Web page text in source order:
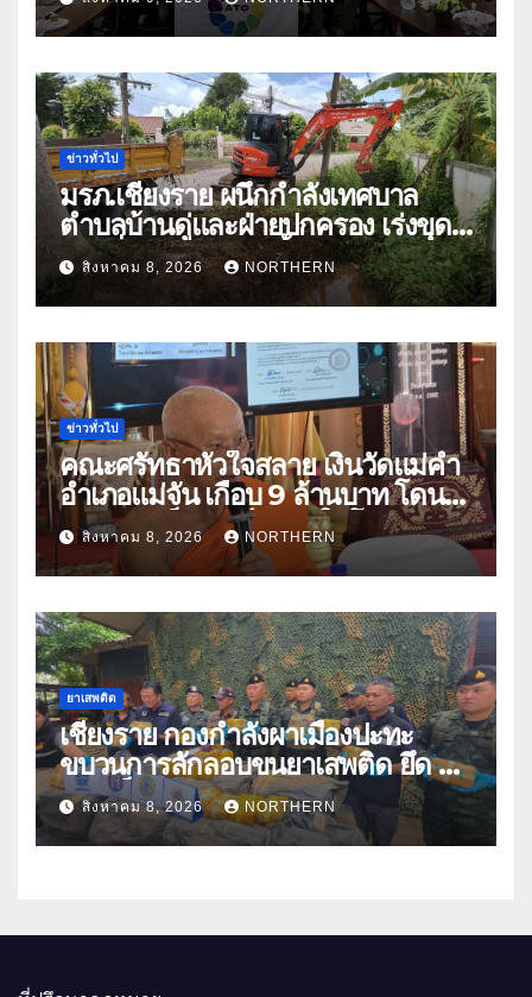
หารืออนาคตอุตสาหกรรมชา
ท่ามกลางความท้าทายโลก
ข่าวทั่วไป
มรภ.เชียงราย ผนึกกำลังเทศบาล
ตำบลบ้านดู่และฝ่ายปกครอง เร่งขุด
ลอกสิ่งกีดขวางทางน้ำ ป้องกันและลด
ปัญหาน้ำท่วม
สิงหาคม 8, 2026 NORTHERN
ข่าวทั่วไป
คณะศรัทธาหัวใจสลาย เงินวัดแม่คำ
อำเภอแม่จัน เกือบ 9 ล้านบาท โดน
แก๊งคอลเซ็นเตอร์หลอกให้โอนข้าม
ปีกว่า 66 บัญชี
สิงหาคม 8, 2026 NORTHERN
ยาเสพติด
เชียงราย กองกำลังผาเมืองปะทะ
ขบวนการลักลอบขนยาเสพติด ยึด 2
ล้านเม็ด
สิงหาคม 8, 2026 NORTHERN